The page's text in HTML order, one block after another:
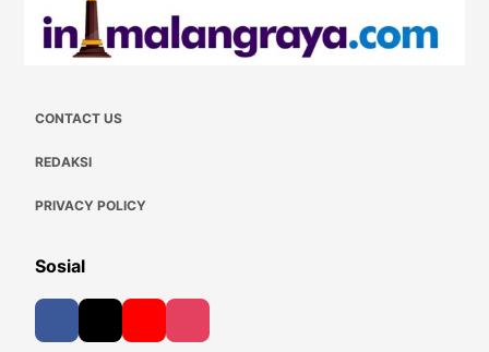
CONTACT US
REDAKSI
PRIVACY POLICY
Sosial